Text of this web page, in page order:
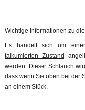
Wichtige Informationen zu
Es handelt sich um
talkumierten Zustand
werden. Dieser Schlauch
dass wenn Sie oben bei der
an einem Stück.